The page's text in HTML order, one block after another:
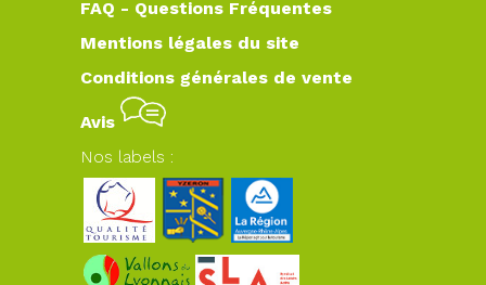
FAQ - Questions Fréquentes
Mentions légales du site
Conditions générales de vente
Avis
Nos labels :